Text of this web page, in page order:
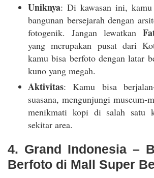
Uniknya: Di kawasan ini, kamu
bangunan bersejarah dengan
fotogenik. Jangan lewatkan
yang merupakan pusat dari
kamu bisa berfoto dengan latar
kuno yang megah.
Aktivitas: Kamu bisa
suasana, mengunjungi museum-
menikmati kopi di salah satu
sekitar area.
4. Grand Indonesia –
Berfoto di Mall Super